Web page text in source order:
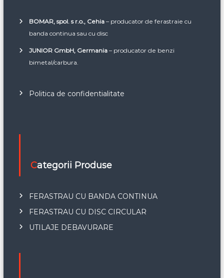
BOMAR, spol. s r.o., Cehia– producator de ferastraie cu
banda continua sau cu disc
JUNIOR GmbH, Germania– producator de benzi
bimetal/carbura.
Politica de confidentialitate
Categorii Produse
FERASTRAU CU BANDA CONTINUA
FERASTRAU CU DISC CIRCULAR
UTILAJE DEBAVURARE